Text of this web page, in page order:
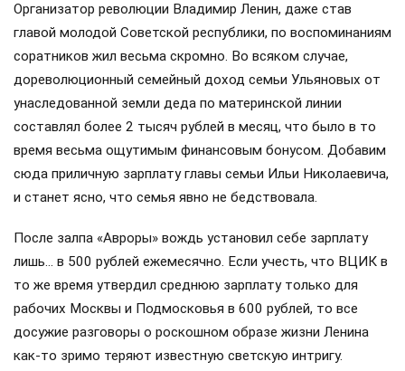
Организатор революции Владимир Ленин, даже став
главой молодой Советской республики, по воспоминаниям
соратников жил весьма скромно. Во всяком случае,
дореволюционный семейный доход семьи Ульяновых от
унаследованной земли деда по материнской линии
составлял более 2 тысяч рублей в месяц, что было в то
время весьма ощутимым финансовым бонусом. Добавим
сюда приличную зарплату главы семьи Ильи Николаевича,
и станет ясно, что семья явно не бедствовала.
После залпа «Авроры» вождь установил себе зарплату
лишь… в 500 рублей ежемесячно. Если учесть, что ВЦИК в
то же время утвердил среднюю зарплату только для
рабочих Москвы и Подмосковья в 600 рублей, то все
досужие разговоры о роскошном образе жизни Ленина
как-то зримо теряют известную светскую интригу.